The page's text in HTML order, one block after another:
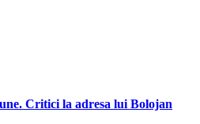
Critici la adresa lui Bolojan